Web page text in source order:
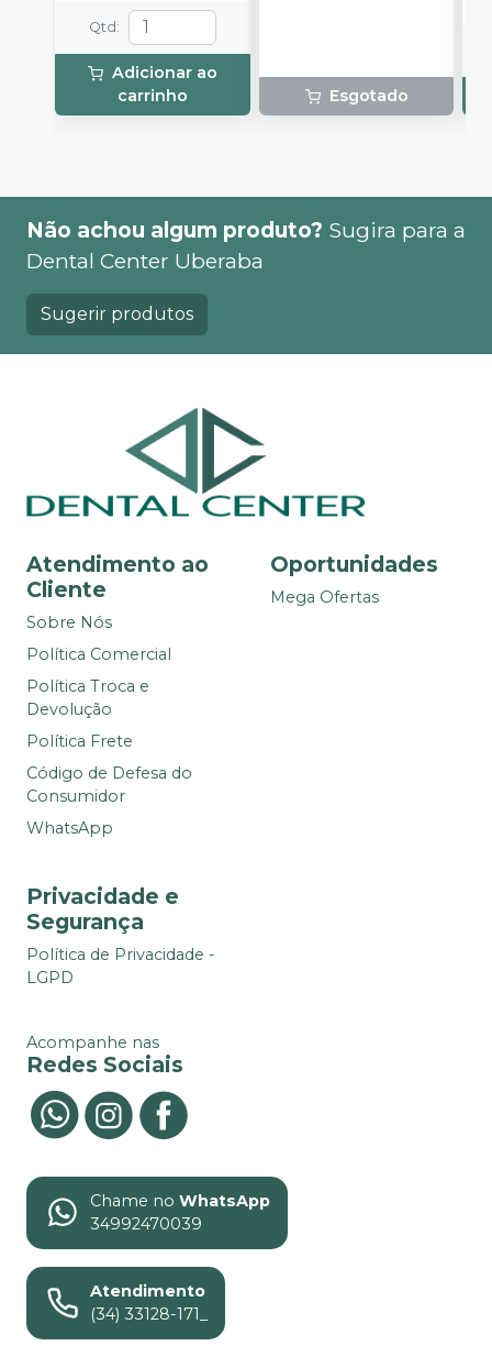
Qtd :
Adicionar ao
carrinho
Esgotado
Não achou algum produto? Sugira para a
Dental Center Uberaba
Sugerir produtos
Atendimento ao
Cliente
Sobre Nós
Política Comercial
Política Troca e
Devolução
Política Frete
Código de Defesa do
Consumidor
WhatsApp
Oportunidades
Mega Ofertas
Privacidade e
Segurança
Política de Privacidade -
LGPD
Acompanhe nas
Redes Sociais
Chame no WhatsApp
34992470039
Atendimento
(34) 33128-171_